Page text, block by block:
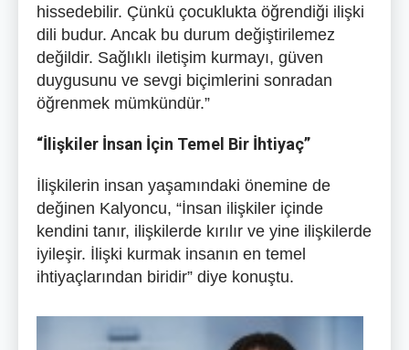
hissedebilir. Çünkü çocuklukta öğrendiği ilişki
dili budur. Ancak bu durum değiştirilemez
değildir. Sağlıklı iletişim kurmayı, güven
duygusunu ve sevgi biçimlerini sonradan
öğrenmek mümkündür.”
“İlişkiler İnsan İçin Temel Bir İhtiyaç”
İlişkilerin insan yaşamındaki önemine de
değinen Kalyoncu, “İnsan ilişkiler içinde
kendini tanır, ilişkilerde kırılır ve yine ilişkilerde
iyileşir. İlişki kurmak insanın en temel
ihtiyaçlarından biridir” diye konuştu.